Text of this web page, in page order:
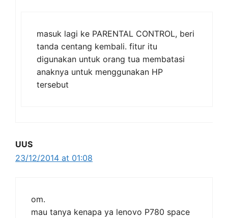
masuk lagi ke PARENTAL CONTROL, beri
tanda centang kembali. fitur itu
digunakan untuk orang tua membatasi
anaknya untuk menggunakan HP
tersebut
UUS
23/12/2014 at 01:08
om.
mau tanya kenapa ya lenovo P780 space